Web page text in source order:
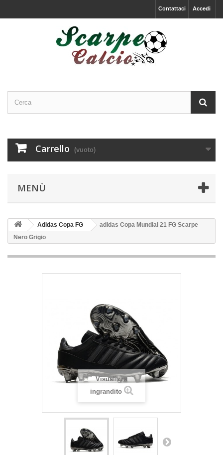
Accedi
Contattaci
Carrello (vuoto)
MENÙ
Adidas Copa FG
adidas Copa Mundial 21 FG Scarpe
Nero Grigio
Visualizza
ingrandito